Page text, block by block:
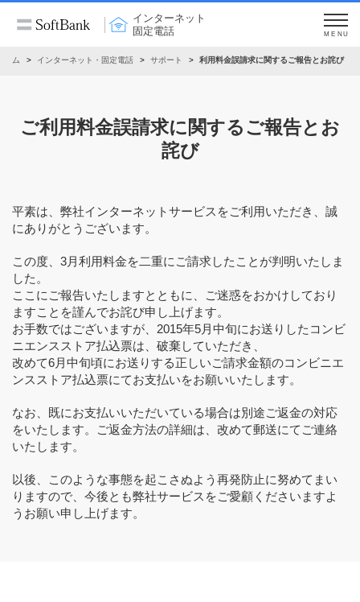
インターネット
固定電話
MENU
ーム インターネット・固定電話 サポート 利用料金誤請求に関するご報告とお詫び
ご利用料金誤請求に関するご報告とお
詫び
平素は、弊社インターネットサービスをご利用いただき、誠
にありがとうございます。
この度、3月利用料金を二重にご請求したことが判明いたしま
した。
ここにご報告いたしますとともに、ご迷惑をおかけしており
ますことを謹んでお詫び申し上げます。
お手数ではございますが、2015年5月中旬にお送りしたコンビ
ニエンスストア払込票は、破棄していただき、
改めて6月中旬頃にお送りする正しいご請求金額のコンビニエ
ンスストア払込票にてお支払いをお願いいたします。
なお、既にお支払いいただいている場合は別途ご返金の対応
をいたします。ご返金方法の詳細は、改めて郵送にてご連絡
いたします。
以後、このような事態を起こさぬよう再発防止に努めてまい
りますので、今後とも弊社サービスをご愛顧くださいますよ
うお願い申し上げます。